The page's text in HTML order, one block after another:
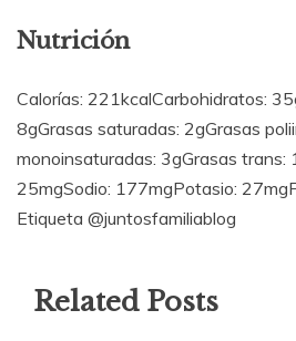
Nutrición
Calorías: 221kcalCarbohidratos:
8gGrasas saturadas: 2gGrasas
monoinsaturadas: 3gGrasas trans:
25mgSodio: 177mgPotasio:
Etiqueta @juntosfamiliablog
Related Posts